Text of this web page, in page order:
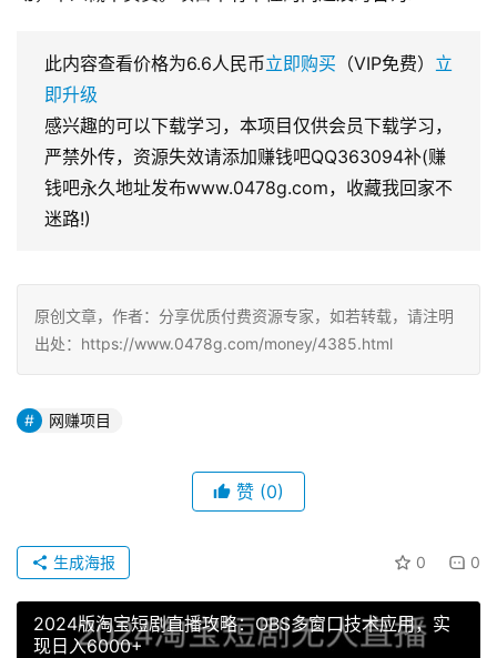
此内容查看价格为6.6人民币立即购买 （VIP免费） 立
即升级
感兴趣的可以下载学习，本项目仅供会员下载学习，
严禁外传，资源失效请添加赚钱吧QQ363094补(赚
钱吧永久地址发布www.0478g.com，收藏我回家不
迷路!)
原创文章，作者：分享优质付费资源专家，如若转载，请注明
出处：https://www.0478g.com/money/4385.html
网赚项目
赞 (0)
0 0
生成海报
2024版淘宝短剧直播攻略：OBS多窗口技术应用，实
现日入6000+